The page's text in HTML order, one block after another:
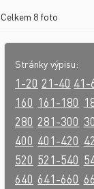
Celkem 8 foto
Stránky výpisu:
1-20 21-40 41-
160 161-180
280 281-300
400 401-420
520 521-540
640 641-660